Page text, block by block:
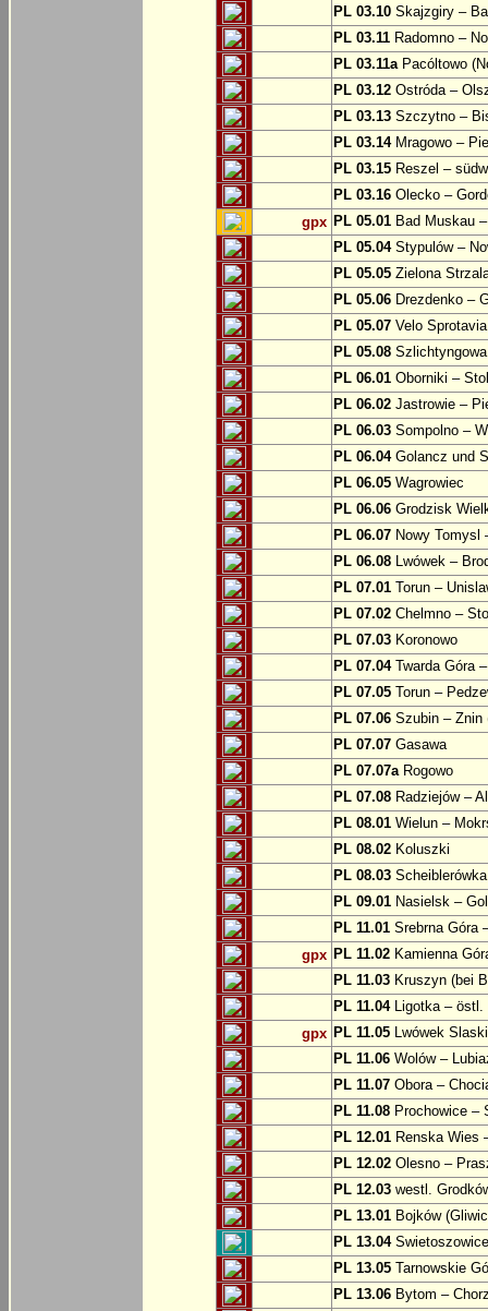
PL 03.10 Skajzgiry –
PL 03.11 Radomno –
PL 03.11aPacóltowo
PL 03.12 Ostróda –
PL 03.13 Szczytno –
PL 03.14Mragowo –
PL 03.15 Reszel –
PL 03.16 Olecko –
gpx PL 05.01 Bad Muskau
PL 05.04Stypulów –
PL 05.05 Zielona
PL 05.06 Drezdenko –
PL 05.07 Velo
PL 05.08 Szlichtyngowa
PL 06.01 Oborniki –
PL 06.02 Jastrowie –
PL 06.03 Sompolno –
PL 06.04Golancz und
PL 06.05 Wagrowiec
PL 06.06 Grodzisk
PL 06.07 Nowy Tomysl
PL 06.08 Lwówek –
PL 07.01 Torun –
PL 07.02 Chelmno –
PL 07.03 Koronowo
PL 07.04Twarda Góra
PL 07.05 Torun –
PL 07.06 Szubin – Znin
PL 07.07 Gasawa
PL 07.07aRogowo
PL 07.08 Radziejów –
PL 08.01 Wielun –
PL 08.02 Koluszki
PL 08.03
PL 09.01 Nasielsk –
PL 11.01 Srebrna Góra
gpx PL 11.02 Kamienna
PL 11.03 Kruszyn (bei
PL 11.04Ligotka – östl.
gpx PL 11.05 Lwówek
PL 11.06 Wolów –
PL 11.07 Obora –
PL 11.08 Prochowice –
PL 12.01 Renska Wies
PL 12.02 Olesno –
PL 12.03 westl.
PL 13.01 Bojków
PL 13.04
PL 13.05 Tarnowskie
PL 13.06 Bytom –